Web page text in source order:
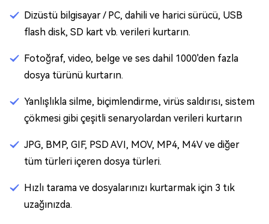
Dizüstü bilgisayar / PC, dahili ve harici sürücü, USB
flash disk, SD kart vb. verileri kurtarın.
Fotoğraf, video, belge ve ses dahil 1000'den fazla
dosya türünü kurtarın.
Yanlışlıkla silme, biçimlendirme, virüs saldırısı, sistem
çökmesi gibi çeşitli senaryolardan verileri kurtarın
JPG, BMP, GIF, PSD AVI, MOV, MP4, M4V ve diğer
tüm türleri içeren dosya türleri.
Hızlı tarama ve dosyalarınızı kurtarmak için 3 tık
uzağınızda.